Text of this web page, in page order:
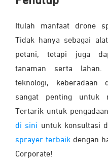
Itulah manfaat drone
Tidak hanya sebagai
petani, tetapi juga
tanaman serta lahan.
teknologi, keberadaan
sangat penting untuk
Tertarik untuk
di sini untuk konsultasi
sprayer terbaik dengan
Corporate!